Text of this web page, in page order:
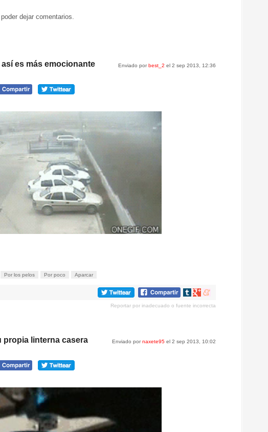
dejar comentarios.
Enviado porbest_2 el 2 sep 2013, 12:36
así es más emocionante
Por los pelos Por poco Aparcar
Compartir
tumblr
Compartir
Google+
Compartir
meneame
Reportar por inadecuado o fuente incorrecta
Enviado pornaxete95 el 2 sep 2013, 10:02
propia linterna casera